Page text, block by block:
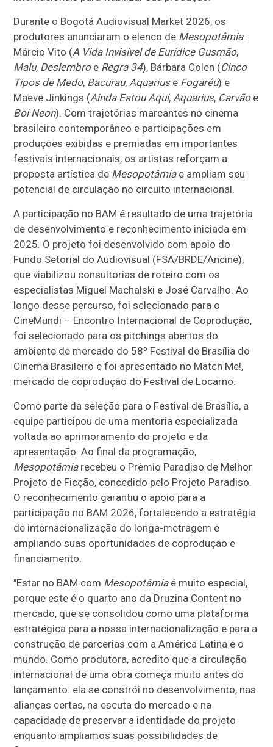
Durante o Bogotá Audiovisual Market 2026, os
produtores anunciaram o elenco de Mesopotâmia:
Márcio Vito (A Vida Invisível de Eurídice Gusmão,
Malu, Deslembroe Regra 34), Bárbara Colen (Cinco
Tipos de Medo, Bacurau, Aquariuse Fogaréu) e
Maeve Jinkings (Ainda Estou Aqui, Aquarius, Carvãoe
Boi Neon). Com trajetórias marcantes no cinema
brasileiro contemporâneo e participações em
produções exibidas e premiadas em importantes
festivais internacionais, os artistas reforçam a
proposta artística de Mesopotâmiae ampliam seu
potencial de circulação no circuito internacional.
A participação no BAM é resultado de uma trajetória
de desenvolvimento e reconhecimento iniciada em
2025. O projeto foi desenvolvido com apoio do
Fundo Setorial do Audiovisual (FSA/BRDE/Ancine),
que viabilizou consultorias de roteiro com os
especialistas Miguel Machalski e José Carvalho. Ao
longo desse percurso, foi selecionado para o
CineMundi – Encontro Internacional de Coprodução,
foi selecionado para os pitchings abertos do
ambiente de mercado do 58º Festival de Brasília do
Cinema Brasileiro e foi apresentado no Match Me!,
mercado de coprodução do Festival de Locarno.
Como parte da seleção para o Festival de Brasília, a
equipe participou de uma mentoria especializada
voltada ao aprimoramento do projeto e da
apresentação. Ao final da programação,
Mesopotâmiarecebeu o Prêmio Paradiso de Melhor
Projeto de Ficção, concedido pelo Projeto Paradiso.
O reconhecimento garantiu o apoio para a
participação no BAM 2026, fortalecendo a estratégia
de internacionalização do longa-metragem e
ampliando suas oportunidades de coprodução e
financiamento.
"Estar no BAM com Mesopotâmiaé muito especial,
porque este é o quarto ano da Druzina Content no
mercado, que se consolidou como uma plataforma
estratégica para a nossa internacionalização e para a
construção de parcerias com a América Latina e o
mundo. Como produtora, acredito que a circulação
internacional de uma obra começa muito antes do
lançamento: ela se constrói no desenvolvimento, nas
alianças certas, na escuta do mercado e na
capacidade de preservar a identidade do projeto
enquanto ampliamos suas possibilidades de